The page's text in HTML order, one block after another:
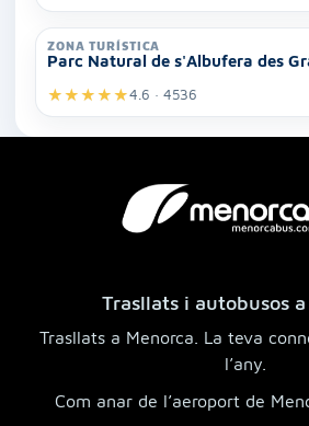
ZONA TURÍSTICA
Parc Natural de s'Albufera des
★★★★★4.6 · 4536
Trasllats i autobusos
Trasllats a Menorca. La teva
l’any.
Com anar de l’aeroport de